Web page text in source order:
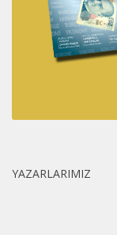
YAZARLARIMIZ